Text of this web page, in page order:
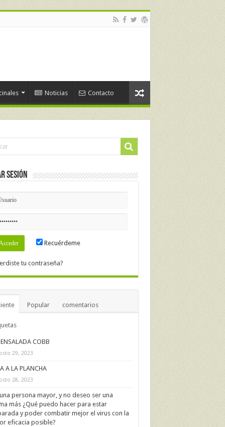
Noticias Contacto
Sesión
Recuérdeme
tu contraseña?
Popular comentarios
ENSALADA COBB
29, 2023
A LA PLANCHA
28, 2023
persona mayor, y no deseo ser una
más ¿Qué puedo hacer para estar
y poder combatir mejor el virus con la
eficacia posible?